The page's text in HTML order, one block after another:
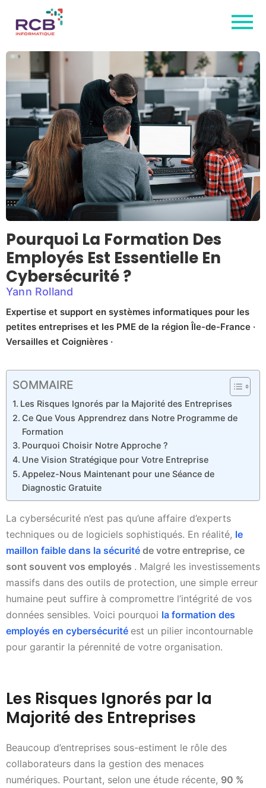
Pourquoi La Formation Des
Employés Est Essentielle En
Cybersécurité ?
Yann Rolland
Expertise et support en systèmes informatiques pour les
petites entreprises et les PME de la région Île-de-France ·
Versailles et Coignières ·
SOMMAIRE
Les Risques Ignorés par la Majorité des Entreprises
Ce Que Vous Apprendrez dans Notre Programme de
Formation
Pourquoi Choisir Notre Approche ?
Une Vision Stratégique pour Votre Entreprise
Appelez-Nous Maintenant pour une Séance de
Diagnostic Gratuite
La cybersécurité n’est pas qu’une affaire d’experts
techniques ou de logiciels sophistiqués. En réalité, le
maillon faible dans la sécurité de votre entreprise, ce
sont souvent vos employés . Malgré les investissements
massifs dans des outils de protection, une simple erreur
humaine peut suffire à compromettre l’intégrité de vos
données sensibles. Voici pourquoi la formation des
employés en cybersécurité est un pilier incontournable
pour garantir la pérennité de votre organisation.
Les Risques Ignorés par la
Majorité des Entreprises
Beaucoup d’entreprises sous-estiment le rôle des
collaborateurs dans la gestion des menaces
numériques. Pourtant, selon une étude récente, 90 %